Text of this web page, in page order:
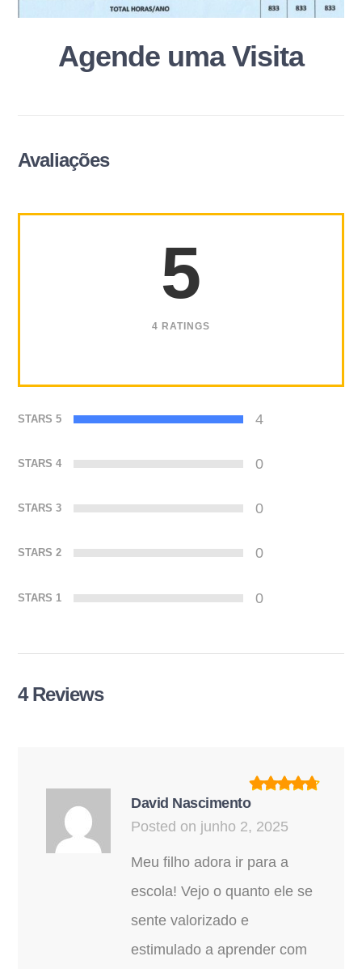
Agende uma Visita
Avaliações
5
4 RATINGS
STARS 5 4
STARS 4 0
STARS 3 0
STARS 2 0
STARS 1 0
4 Reviews
David Nascimento
Posted on junho 2, 2025
Meu filho adora ir para a
escola! Vejo o quanto ele se
sente valorizado e
estimulado a aprender com